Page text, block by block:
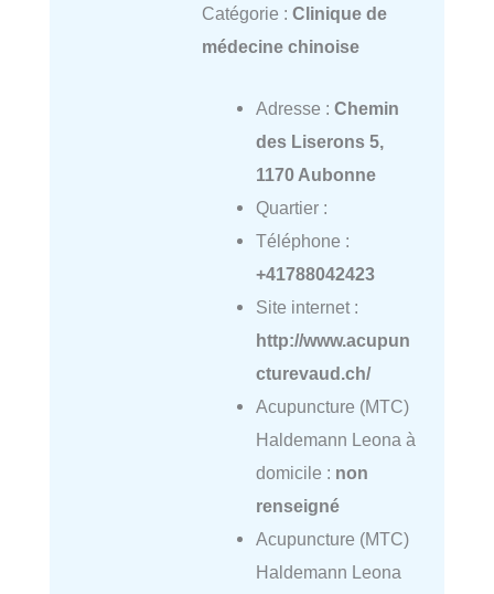
Catégorie : Clinique de
médecine chinoise
Adresse : Chemin
des Liserons 5,
1170 Aubonne
Quartier :
Téléphone :
+41788042423
Site internet :
http://www.acupun
cturevaud.ch/
Acupuncture (MTC)
Haldemann Leona à
domicile : non
renseigné
Acupuncture (MTC)
Haldemann Leona